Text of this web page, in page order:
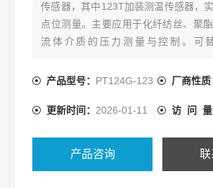
传感器，其中123T加装测温传感器，
点位测量。主要应用于化纤纺丝、聚
流体介质的压力测量与控制。可
感器生产厂家
产品型号： PT124G-123 厂商性质
更新时间： 2026-01-11 访 问 量
产品咨询 联